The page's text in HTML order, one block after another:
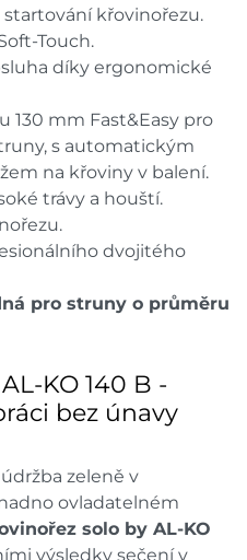
startování křovinořezu.
Touch.
díky ergonomické
130 mm Fast&Easy pro
s automatickým
na křoviny v balení.
trávy a houští.
dvojitého
pro struny o průměru
KO 140 B -
bez únavy
zeleně v
ovladatelném
solo by AL-KO
výsledky sečení v